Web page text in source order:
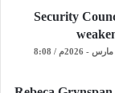
Security
الأربعاء - 29 رمضان - 1447هـ / 18 مارس - 2026م / 8:08